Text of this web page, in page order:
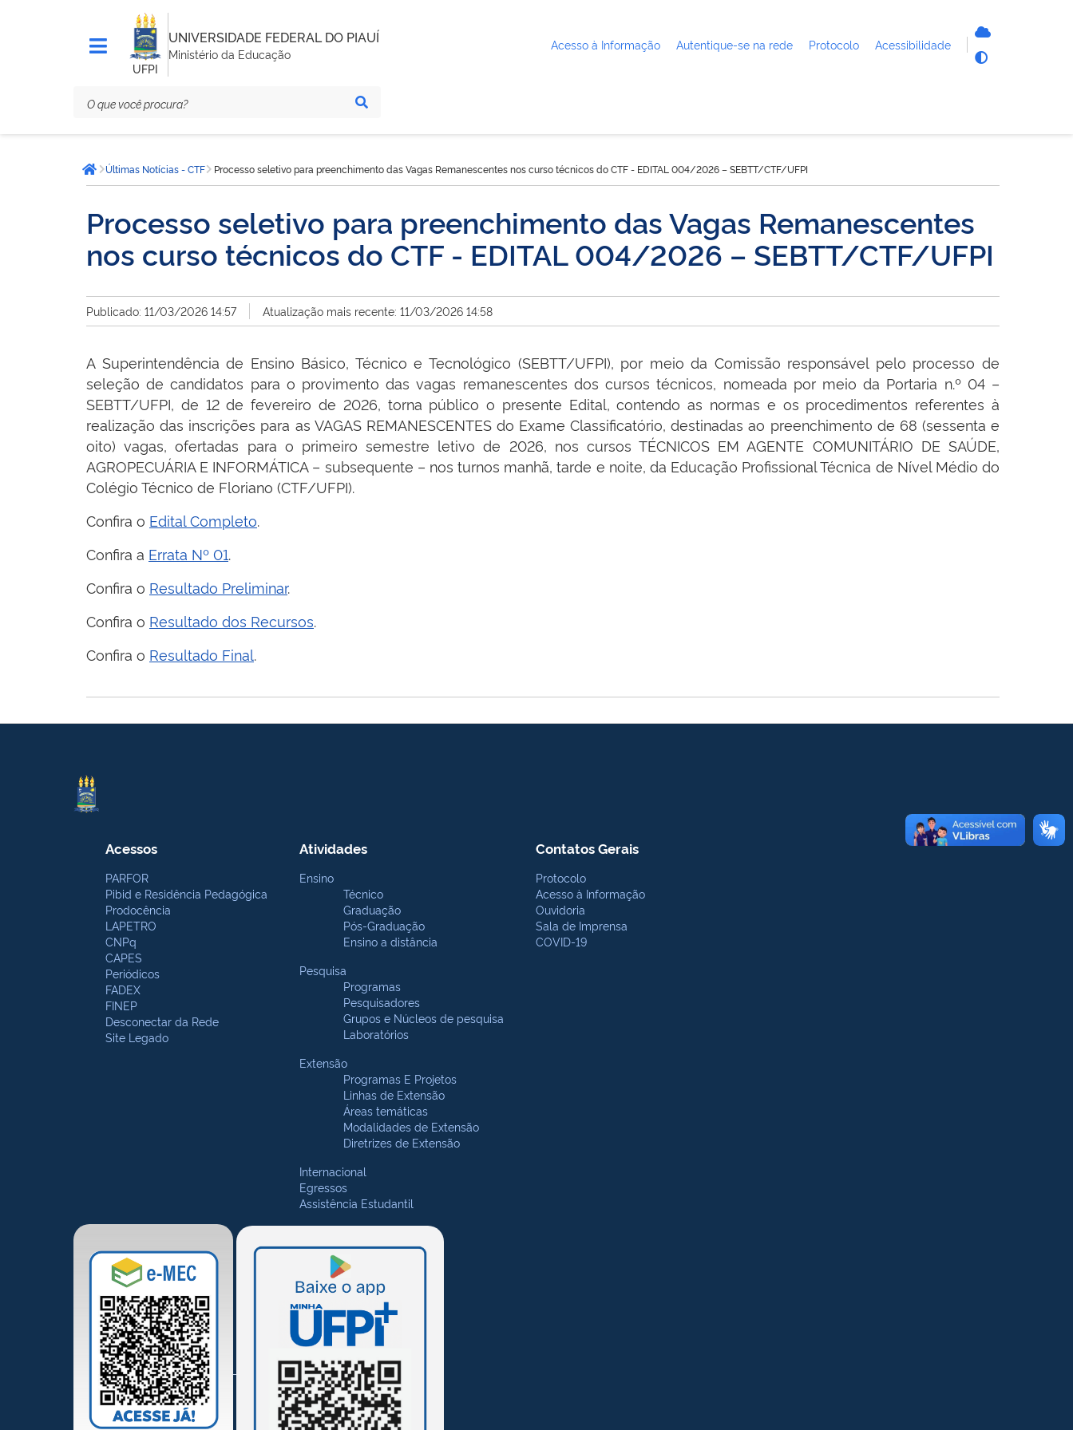
UFPI
UNIVERSIDADE FEDERAL DO PIAUÍ
Ministério da Educação
Acesso à Informação Autentique-se na rede Protocolo Acessibilidade
está
aqui:Página inicial
Últimas Notícias - CTF Processo seletivo para preenchimento das Vagas Remanescentes nos curso técnicos do CTF - EDITAL 004/2026 – SEBTT/CTF/UFPI
Processo seletivo para preenchimento das Vagas Remanescentes
nos curso técnicos do CTF - EDITAL 004/2026 – SEBTT/CTF/UFPI
Publicado: 11/03/2026 14:57 Atualização mais recente: 11/03/2026 14:58
A Superintendência de Ensino Básico, Técnico e Tecnológico (SEBTT/UFPI), por meio da Comissão responsável pelo processo de
seleção de candidatos para o provimento das vagas remanescentes dos cursos técnicos, nomeada por meio da Portaria n.º 04 –
SEBTT/UFPI, de 12 de fevereiro de 2026, torna público o presente Edital, contendo as normas e os procedimentos referentes à
realização das inscrições para as VAGAS REMANESCENTES do Exame Classificatório, destinadas ao preenchimento de 68 (sessenta e
oito) vagas, ofertadas para o primeiro semestre letivo de 2026, nos cursos TÉCNICOS EM AGENTE COMUNITÁRIO DE SAÚDE,
AGROPECUÁRIA E INFORMÁTICA – subsequente – nos turnos manhã, tarde e noite, da Educação Profissional Técnica de Nível Médio do
Colégio Técnico de Floriano (CTF/UFPI).
Confira o Edital Completo.
Confira a Errata Nº 01.
Confira o Resultado Preliminar.
Confira o Resultado dos Recursos.
Confira o Resultado Final.
Acessos
PARFOR
Pibid e Residência Pedagógica
Prodocência
LAPETRO
CNPq
CAPES
Periódicos
FADEX
FINEP
Desconectar da Rede
Site Legado
Atividades
Ensino
Técnico
Graduação
Pós-Graduação
Ensino a distância
Pesquisa
Programas
Pesquisadores
Grupos e Núcleos de pesquisa
Laboratórios
Extensão
Programas E Projetos
Linhas de Extensão
Áreas temáticas
Modalidades de Extensão
Diretrizes de Extensão
Internacional
Egressos
Assistência Estudantil
Contatos Gerais
Protocolo
Acesso à Informação
Ouvidoria
Sala de Imprensa
COVID-19